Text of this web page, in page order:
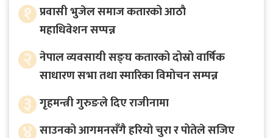
१ प्रवासी भुजेल समाज कतारको आठाै
महाधिवेशन सप्पन्न
२ नेपाल व्यवसायी सङ्घ कतारको दोस्रो वार्षिक
साधारण सभा तथा स्मारिका विमोचन सम्पन्न
३ गृहमन्त्री गुरुङले दिए राजीनामा
साउनको आगमनसँगै हरियो चुरा र पोतेले सजिए